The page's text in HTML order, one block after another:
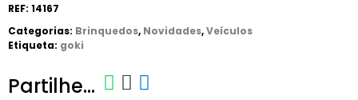
REF: 14167
Categorias: Brinquedos, Novidades,Veículos
Etiqueta: goki
Partilhe...